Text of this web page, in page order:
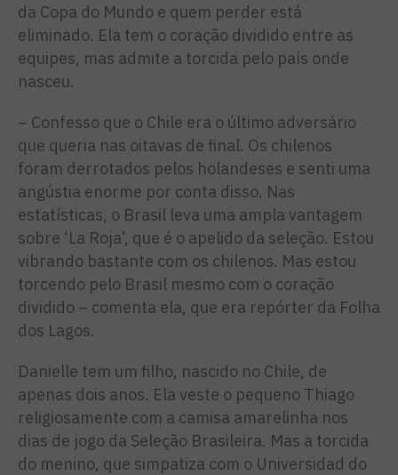
da Copa do Mundo e quem perder está
eliminado. Ela tem o coração dividido entre as
equipes, mas admite a torcida pelo país onde
nasceu.
– Confesso que o Chile era o último adversário
que queria nas oitavas de final. Os chilenos
foram derrotados pelos holandeses e senti uma
angústia enorme por conta disso. Nas
estatísticas, o Brasil leva uma ampla vantagem
sobre ‘La Roja’, que é o apelido da seleção. Estou
vibrando bastante com os chilenos. Mas estou
torcendo pelo Brasil mesmo com o coração
dividido – comenta ela, que era repórter da Folha
dos Lagos.
Danielle tem um filho, nascido no Chile, de
apenas dois anos. Ela veste o pequeno Thiago
religiosamente com a camisa amarelinha nos
dias de jogo da Seleção Brasileira. Mas a torcida
do menino, que simpatiza com o Universidad do